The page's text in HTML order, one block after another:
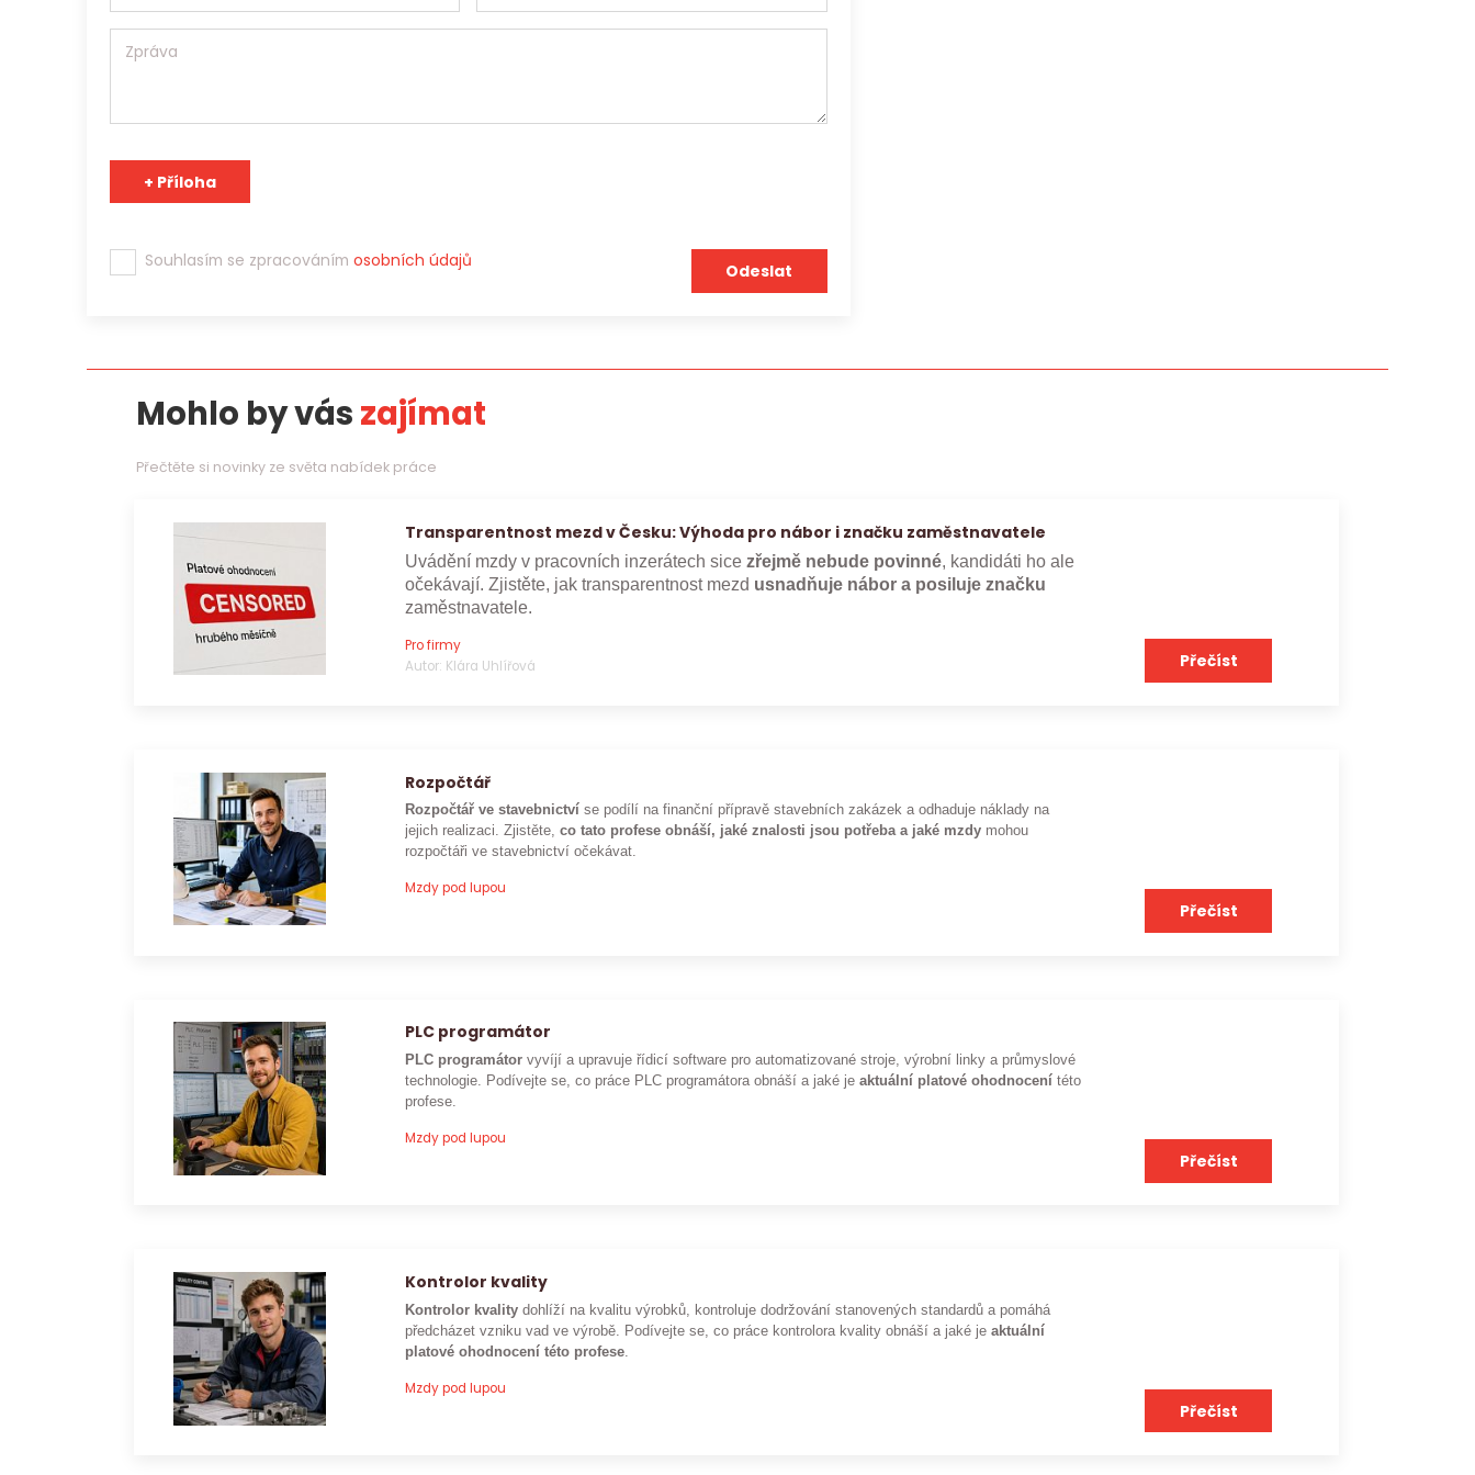
Souhlasím se zpracováním osobních údajů
Mohlo by vászajímat
Přečtěte si novinky ze světa nabídek práce
Transparentnost mezd v Česku: Výhoda pro nábor i značku zaměstnavatele
Uvádění mzdy v pracovních inzerátech sicezřejmě nebude povinné, kandidáti ho ale
očekávají. Zjistěte, jak transparentnost mezd usnadňuje nábor a posiluje značku
zaměstnavatele.
Pro firmy
Autor: Klára Uhlířová
Přečíst
Rozpočtář
Rozpočtář ve stavebnictví se podílí na finanční přípravě stavebních zakázek a odhaduje náklady na
jejich realizaci. Zjistěte,co tato profese obnáší, jaké znalosti jsou potřeba a jaké mzdy mohou
rozpočtáři ve stavebnictví očekávat.
Mzdy pod lupou
Přečíst
PLC programátor
PLC programátor vyvíjí a upravuje řídicí software pro automatizované stroje, výrobní linky a průmyslové
technologie. Podívejte se, co práce PLC programátora obnáší a jaké je aktuální platové ohodnocení této
profese.
Mzdy pod lupou
Přečíst
Kontrolor kvality
Kontrolor kvality dohlíží na kvalitu výrobků, kontroluje dodržování stanovených standardů a pomáhá
předcházet vzniku vad ve výrobě. Podívejte se, co práce kontrolora kvality obnáší a jaké jeaktuální
platové ohodnocení této profese.
Mzdy pod lupou
Přečíst